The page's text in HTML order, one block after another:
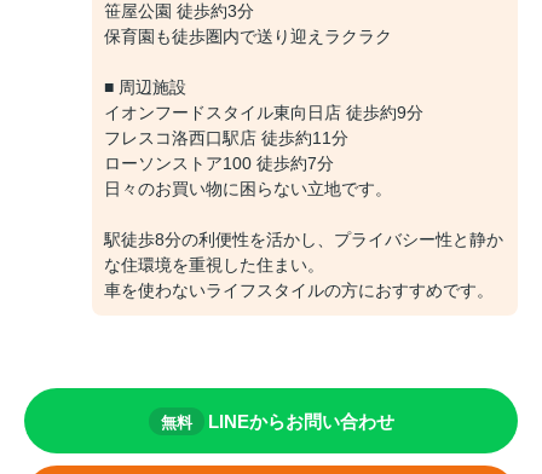
笹屋公園 徒歩約3分
保育園も徒歩圏内で送り迎えラクラク
■ 周辺施設
イオンフードスタイル東向日店 徒歩約9分
フレスコ洛西口駅店 徒歩約11分
ローソンストア100 徒歩約7分
日々のお買い物に困らない立地です。
駅徒歩8分の利便性を活かし、プライバシー性と静か
な住環境を重視した住まい。
車を使わないライフスタイルの方におすすめです。
無料 LINEからお問い合わせ